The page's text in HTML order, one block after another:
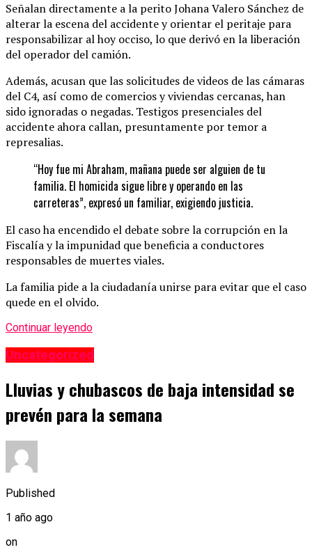
Señalan directamente a la perito Johana Valero Sánchez de
alterar la escena del accidente y orientar el peritaje para
responsabilizar al hoy occiso, lo que derivó en la liberación
del operador del camión.
Además, acusan que las solicitudes de videos de las cámaras
del C4, así como de comercios y viviendas cercanas, han
sido ignoradas o negadas. Testigos presenciales del
accidente ahora callan, presuntamente por temor a
represalias.
“Hoy fue mi Abraham, mañana puede ser alguien de tu
familia. El homicida sigue libre y operando en las
carreteras”, expresó un familiar, exigiendo justicia.
El caso ha encendido el debate sobre la corrupción en la
Fiscalía y la impunidad que beneficia a conductores
responsables de muertes viales.
La familia pide a la ciudadanía unirse para evitar que el caso
quede en el olvido.
Continuar leyendo
Uncategorized
Lluvias y chubascos de baja intensidad se
prevén para la semana
Published
1 año ago
on